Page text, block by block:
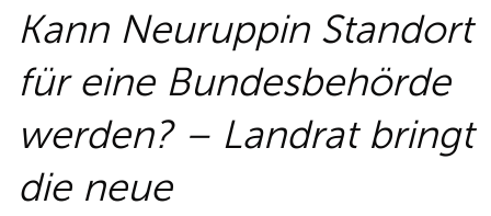
LINKS
FACEBOOK-SEITE
REDEN
Kann Neuruppin Standort
für eine Bundesbehörde
werden? – Landrat bringt
die neue